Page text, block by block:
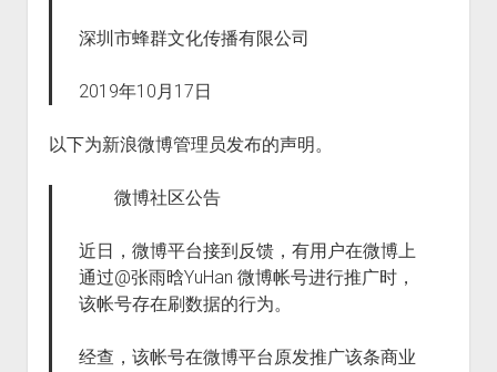
深圳市蜂群文化传播有限公司
2019年10月17日
以下为新浪微博管理员发布的声明。
微博社区公告
近日，微博平台接到反馈，有用户在微博上
通过@张雨晗YuHan 微博帐号进行推广时，
该帐号存在刷数据的行为。
经查，该帐号在微博平台原发推广该条商业